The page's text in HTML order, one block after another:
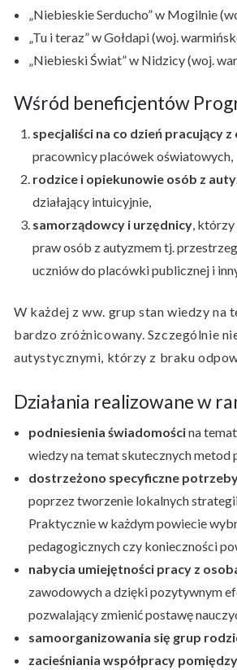
„Niebieskie Serducho” w Mogilnie
„Tu i teraz” w Gołdapi (woj.
„Niebieski Świat” w Nidzicy (woj.
Wśród beneficjentów
specjaliści na co dzień pracujący
pracownicy placówek oświatowych,
rodzice i opiekunowie osób z
działający intuicyjnie,
samorządowcy i urzędnicy, którzy
praw osób z autyzmem tj.
uczniów do placówki publicznej i
W każdej z ww. grup stan wiedzy na
bardzo zróżnicowany. Szczególnie
autystycznymi, którzy z braku
Działania realizowane w
podniesienia świadomościna
wiedzy na temat skutecznych metod
dostrzeżono specyficzne
poprzez tworzenie lokalnych
Praktycznie w każdym powiecie
pedagogicznych czy konieczności
nabycia umiejętności pracy z
zawodowych a dzięki pozytywnym
pozwalający zmienić postawę
samoorganizowania się grup
zacieśniania współpracy